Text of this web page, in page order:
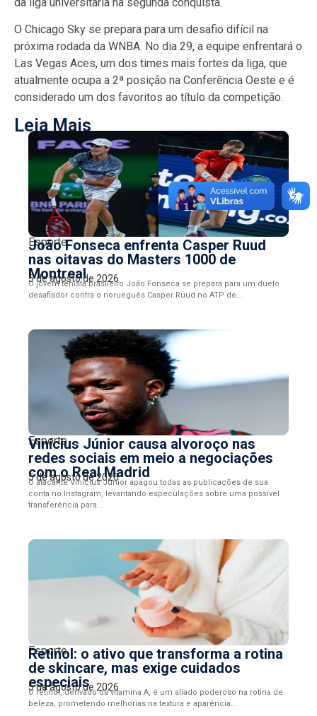
O Chicago Sky se prepara para um desafio difícil na
próxima rodada da WNBA. No dia 29, a equipe enfrentará o
Las Vegas Aces, um dos times mais fortes da liga, que
atualmente ocupa a 2ª posição na Conferência Oeste e é
considerado um dos favoritos ao título da competição.
Leia Mais
Esporte
João Fonseca enfrenta Casper Ruud
nas oitavas do Masters 1000 de
Montreal
5 de agosto de 2026
O jovem tenista brasileiro João Fonseca se prepara para um duelo
desafiador contra o norueguês Casper Ruud no ATP de...
Esporte
Vinícius Júnior causa alvoroço nas
redes sociais em meio a negociações
com o Real Madrid
5 de agosto de 2026
O atacante Vinícius Júnior apagou todas as publicações de sua
conta no Instagram, levantando especulações sobre uma possível
transferência para...
Esporte
Retinol: o ativo que transforma a rotina
de skincare, mas exige cuidados
especiais
5 de agosto de 2026
O retinol, derivado da vitamina A, é um aliado poderoso na rotina de
beleza, prometendo melhorias na textura e aparência...